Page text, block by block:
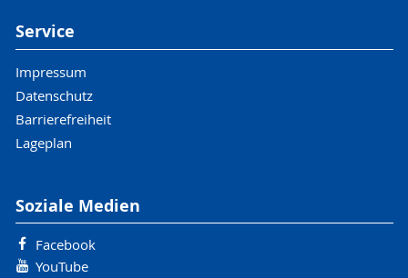
Service
Impressum
Datenschutz
Barrierefreiheit
Lageplan
Soziale Medien
Facebook
YouTube